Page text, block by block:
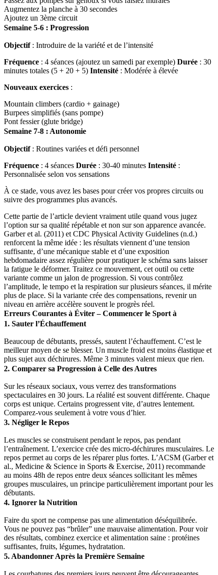
Augmentez la planche à 30 secondes
Ajoutez un 3ème circuit
Semaine 5-6 : Progression
Objectif: Introduire de la variété et de l’intensité
Fréquence : 4 séances (ajoutez un samedi par exemple) Durée : 30
minutes totales (5 + 20 + 5) Intensité : Modérée à élevée
Nouveaux exercices :
Mountain climbers (cardio + gainage)
Burpees simplifiés (sans pompe)
Pont fessier (glute bridge)
Semaine 7-8 : Autonomie
Objectif: Routines variées et défi personnel
Fréquence : 4 séances Durée : 30-40 minutes Intensité :
Personnalisée selon vos sensations
À ce stade, vous avez les bases pour créer vos propres circuits ou
suivre des programmes plus avancés.
Cette partie de l’article devient vraiment utile quand vous jugez
l’option sur sa qualité répétable et non sur son apparence avancée.
Garber et al. (2011) et CDC Physical Activity Guidelines (n.d.)
renforcent la même idée : les résultats viennent d’une tension
suffisante, d’une mécanique stable et d’une exposition
hebdomadaire assez régulière pour pratiquer le schéma sans laisser
la fatigue le déformer. Traitez ce mouvement, cet outil ou cette
variante comme un jalon de progression. Si vous contrôlez
l’amplitude, le tempo et la respiration sur plusieurs séances, il mérite
plus de place. Si la variante crée des compensations, revenir un
niveau en arrière accélère souvent le progrès réel.
Erreurs Courantes à Éviter – Commencer le Sport à
1. Sauter l’Échauffement
Beaucoup de débutants, pressés, sautent l’échauffement. C’est le
meilleur moyen de se blesser. Un muscle froid est moins élastique et
plus sujet aux déchirures. Même 3 minutes valent mieux que rien.
2. Comparer sa Progression à Celle des Autres
Sur les réseaux sociaux, vous verrez des transformations
spectaculaires en 30 jours. La réalité est souvent différente. Chaque
corps est unique. Certains progressent vite, d’autres lentement.
Comparez-vous seulement à votre vous d’hier.
3. Négliger le Repos
Les muscles se construisent pendant le repos, pas pendant
l’entraînement. L’exercice crée des micro-déchirures musculaires. Le
repos permet au corps de les réparer plus fortes. L’ACSM (Garber et
al., Medicine & Science in Sports & Exercise, 2011) recommande
au moins 48h de repos entre deux séances sollicitant les mêmes
groupes musculaires, un principe particulièrement important pour les
débutants.
4. Ignorer la Nutrition
Faire du sport ne compense pas une alimentation déséquilibrée.
Vous ne pouvez pas “brûler” une mauvaise alimentation. Pour voir
des résultats, combinez exercice et alimentation saine : protéines
suffisantes, fruits, légumes, hydratation.
5. Abandonner Après la Première Semaine